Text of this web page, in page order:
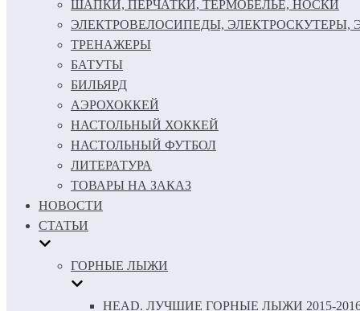
ШАПКИ, ПЕРЧАТКИ, ТЕРМОБЕЛЬЕ, НОСКИ
ЭЛЕКТРОВЕЛОСИПЕДЫ, ЭЛЕКТРОСКУТЕРЫ,
ТРЕНАЖЕРЫ
БАТУТЫ
БИЛЬЯРД
АЭРОХОККЕЙ
НАСТОЛЬНЫЙ ХОККЕЙ
НАСТОЛЬНЫЙ ФУТБОЛ
ЛИТЕРАТУРА
ТОВАРЫ НА ЗАКАЗ
НОВОСТИ
СТАТЬИ
ГОРНЫЕ ЛЫЖИ
HEAD. ЛУЧШИЕ ГОРНЫЕ ЛЫЖИ 2015-